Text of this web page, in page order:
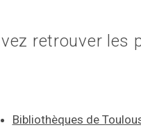
retrouver
Bibliothèques de